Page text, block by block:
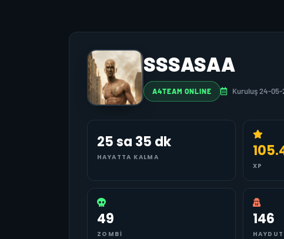
SSSASAA
A4TEAM ONLINE Kuruluş 24-05-
25 sa 35 dk
HAYATTA KALMA
XP
49
ZOMBI
146
HAYDUT